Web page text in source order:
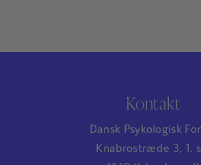
Kontakt
Dansk Psykologisk
Knabrostræde 3, 1.